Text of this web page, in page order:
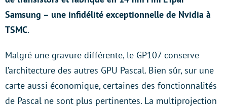
Samsung – une infidélité exceptionnelle de Nvidia à
TSMC.
Malgré une gravure différente, le GP107 conserve
l’architecture des autres GPU Pascal. Bien sûr, sur une
carte aussi économique, certaines des fonctionnalités
de Pascal ne sont plus pertinentes. La multiprojection